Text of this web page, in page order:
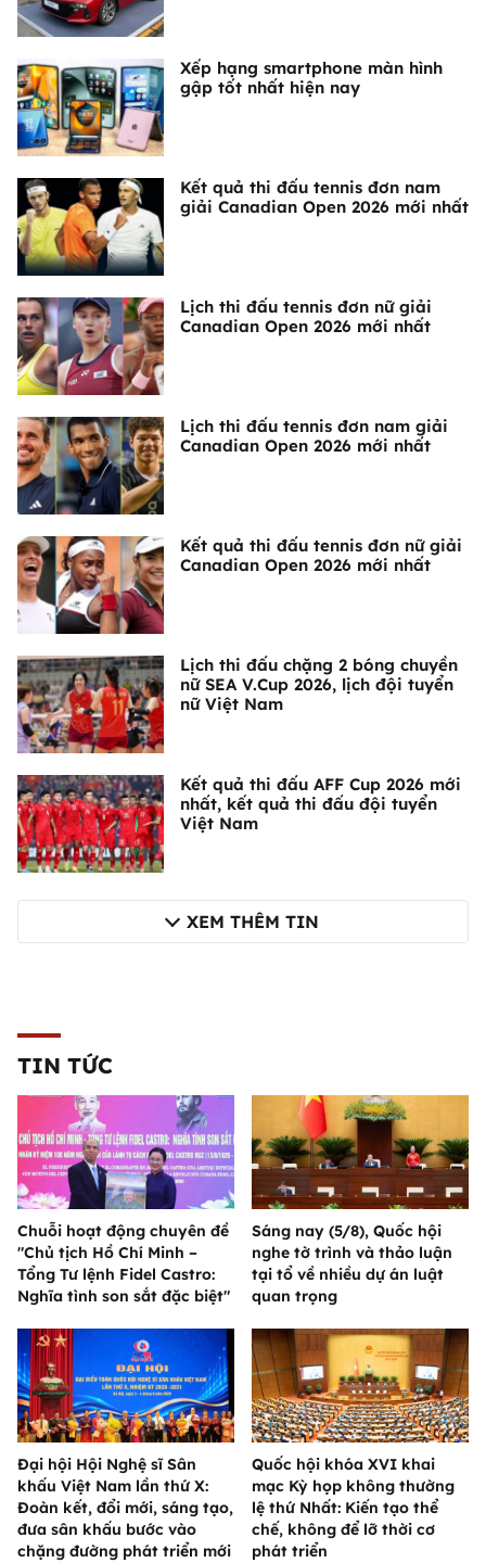
Xếp hạng smartphone màn hình
gập tốt nhất hiện nay
Kết quả thi đấu tennis đơn nam
giải Canadian Open 2026 mới nhất
Lịch thi đấu tennis đơn nữ giải
Canadian Open 2026 mới nhất
Lịch thi đấu tennis đơn nam giải
Canadian Open 2026 mới nhất
Kết quả thi đấu tennis đơn nữ giải
Canadian Open 2026 mới nhất
Lịch thi đấu chặng 2 bóng chuyền
nữ SEA V.Cup 2026, lịch đội tuyển
nữ Việt Nam
Kết quả thi đấu AFF Cup 2026 mới
nhất, kết quả thi đấu đội tuyển
Việt Nam
XEM THÊM TIN
TIN TỨC
Chuỗi hoạt động chuyên đề
"Chủ tịch Hồ Chí Minh –
Tổng Tư lệnh Fidel Castro:
Nghĩa tình son sắt đặc biệt"
Sáng nay (5/8), Quốc hội
nghe tờ trình và thảo luận
tại tổ về nhiều dự án luật
quan trọng
Đại hội Hội Nghệ sĩ Sân
khấu Việt Nam lần thứ X:
Đoàn kết, đổi mới, sáng tạo,
đưa sân khấu bước vào
chặng đường phát triển mới
Quốc hội khóa XVI khai
mạc Kỳ họp không thường
lệ thứ Nhất: Kiến tạo thể
chế, không để lỡ thời cơ
phát triển